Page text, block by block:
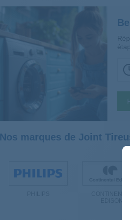
Nos marques de Joint